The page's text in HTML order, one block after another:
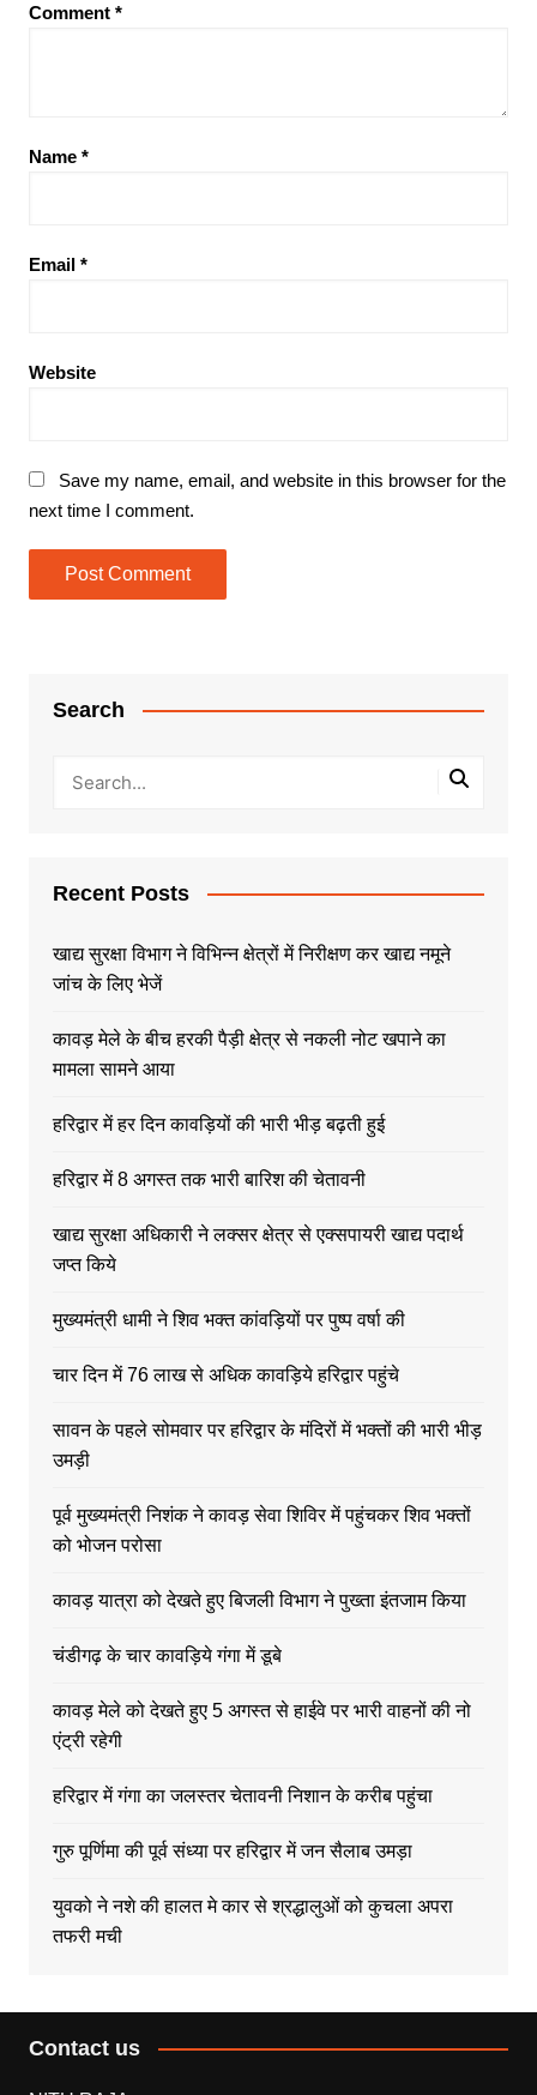
Comment *
Name *
Email *
Website
Save my name, email, and website in this browser for the
next time I comment.
Search
Recent Posts
खाद्य सुरक्षा विभाग ने विभिन्न क्षेत्रों में निरीक्षण कर खाद्य नमूने
जांच के लिए भेजें
कावड़ मेले के बीच हरकी पैड़ी क्षेत्र से नकली नोट खपाने का
मामला सामने आया
हरिद्वार में हर दिन कावड़ियों की भारी भीड़ बढ़ती हुई
हरिद्वार में 8 अगस्त तक भारी बारिश की चेतावनी
खाद्य सुरक्षा अधिकारी ने लक्सर क्षेत्र से एक्सपायरी खाद्य पदार्थ
जप्त किये
मुख्यमंत्री धामी ने शिव भक्त कांवड़ियों पर पुष्प वर्षा की
चार दिन में 76 लाख से अधिक कावड़िये हरिद्वार पहुंचे
सावन के पहले सोमवार पर हरिद्वार के मंदिरों में भक्तों की भारी भीड़
उमड़ी
पूर्व मुख्यमंत्री निशंक ने कावड़ सेवा शिविर में पहुंचकर शिव भक्तों
को भोजन परोसा
कावड़ यात्रा को देखते हुए बिजली विभाग ने पुख्ता इंतजाम किया
चंडीगढ़ के चार कावड़िये गंगा में डूबे
कावड़ मेले को देखते हुए 5 अगस्त से हाईवे पर भारी वाहनों की नो
एंट्री रहेगी
हरिद्वार में गंगा का जलस्तर चेतावनी निशान के करीब पहुंचा
गुरु पूर्णिमा की पूर्व संध्या पर हरिद्वार में जन सैलाब उमड़ा
युवको ने नशे की हालत मे कार से श्रद्धालुओं को कुचला अपरा
तफरी मची
Contact us